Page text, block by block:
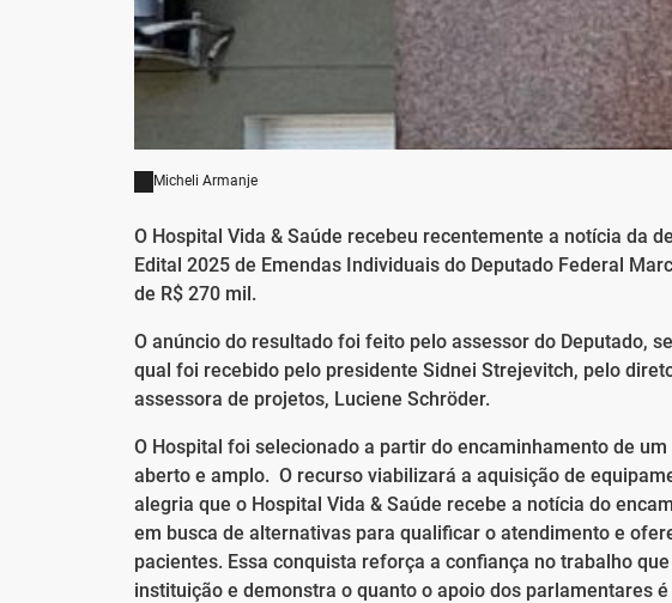
Micheli Armanje
O Hospital Vida & Saúde recebeu recentemente a notícia da
Edital 2025 de Emendas Individuais do Deputado Federal
de R$ 270 mil.
O anúncio do resultado foi feito pelo assessor do Deputado,
qual foi recebido pelo presidente Sidnei Strejevitch, pelo
assessora de projetos, Luciene Schröder.
O Hospital foi selecionado a partir do encaminhamento de
aberto e amplo. O recurso viabilizará a aquisição de
alegria que o Hospital Vida & Saúde recebe a notícia do
em busca de alternativas para qualificar o atendimento e
pacientes. Essa conquista reforça a confiança no trabalho
instituição e demonstra o quanto o apoio dos parlamentares